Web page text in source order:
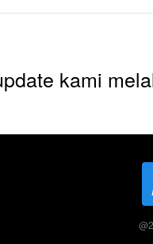
kami
@